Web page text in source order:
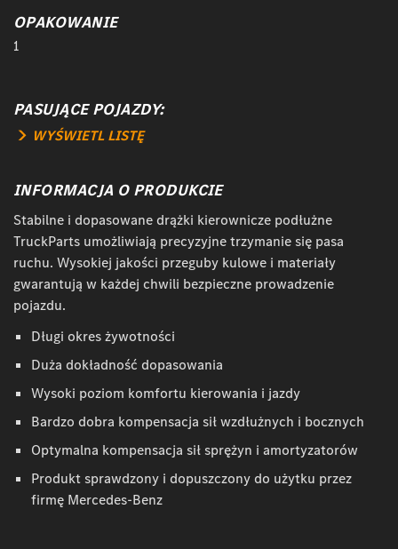
OPAKOWANIE
1
PASUJĄCE POJAZDY:
WYŚWIETL LISTĘ
INFORMACJA O PRODUKCIE
Stabilne i dopasowane drążki kierownicze podłużne
TruckParts umożliwiają precyzyjne trzymanie się pasa
ruchu. Wysokiej jakości przeguby kulowe i materiały
gwarantują w każdej chwili bezpieczne prowadzenie
pojazdu.
Długi okres żywotności
Duża dokładność dopasowania
Wysoki poziom komfortu kierowania i jazdy
Bardzo dobra kompensacja sił wzdłużnych i bocznych
Optymalna kompensacja sił sprężyn i amortyzatorów
Produkt sprawdzony i dopuszczony do użytku przez
firmę Mercedes-Benz